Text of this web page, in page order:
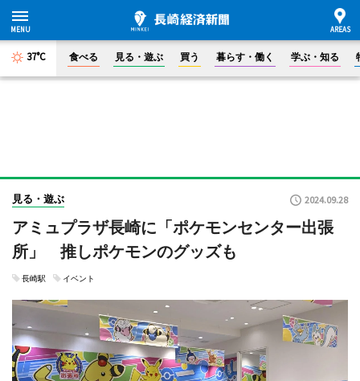
37°C 食べる 見る・遊ぶ 買う 暮らす・働く 学ぶ・知る
見る・遊ぶ 2024.09.28
アミュプラザ長崎に「ポケモンセンター出張
所」 推しポケモンのグッズも
長崎駅 イベント